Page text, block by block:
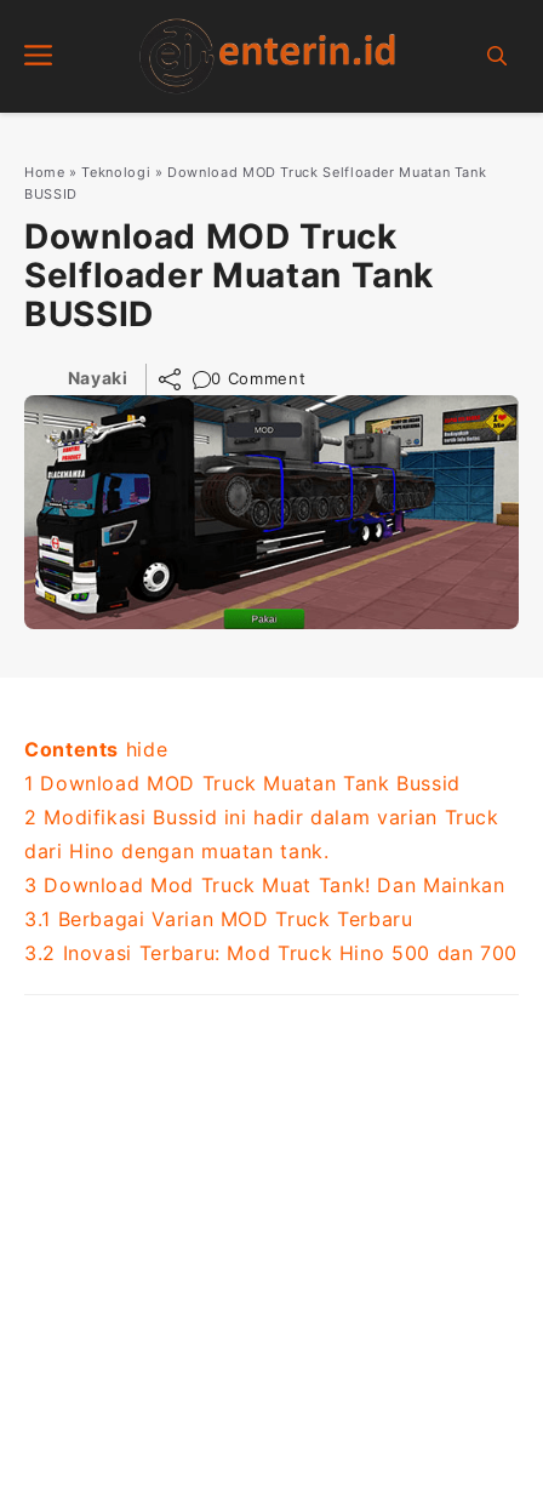
Menu
Home »Teknologi » Download MOD Truck Selfloader Muatan Tank
BUSSID
Download MOD Truck
Selfloader Muatan Tank
BUSSID
Nayaki 0 Comment
Contents hide
1 Download MOD Truck Muatan Tank Bussid
2 Modifikasi Bussid ini hadir dalam varian Truck
dari Hino dengan muatan tank.
3 Download Mod Truck Muat Tank! Dan Mainkan
3.1 Berbagai Varian MOD Truck Terbaru
3.2 Inovasi Terbaru: Mod Truck Hino 500 dan 700